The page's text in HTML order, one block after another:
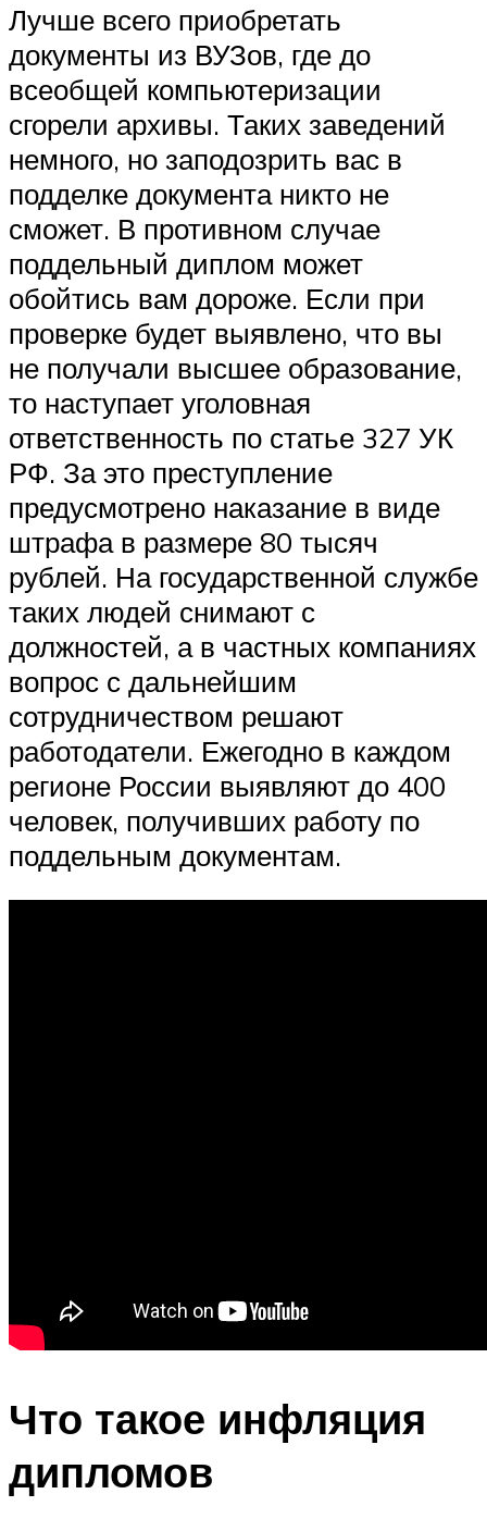
Лучше всего приобретать
документы из ВУЗов, где до
всеобщей компьютеризации
сгорели архивы. Таких заведений
немного, но заподозрить вас в
подделке документа никто не
сможет. В противном случае
поддельный диплом может
обойтись вам дороже. Если при
проверке будет выявлено, что вы
не получали высшее образование,
то наступает уголовная
ответственность по статье 327 УК
РФ. За это преступление
предусмотрено наказание в виде
штрафа в размере 80 тысяч
рублей. На государственной службе
таких людей снимают с
должностей, а в частных компаниях
вопрос с дальнейшим
сотрудничеством решают
работодатели. Ежегодно в каждом
регионе России выявляют до 400
человек, получивших работу по
поддельным документам.
Что такое инфляция
дипломов